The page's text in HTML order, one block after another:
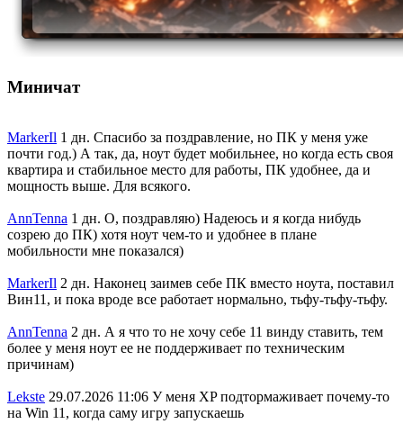
Миничат
MarkerIl 1 дн. Спасибо за поздравление, но ПК у меня уже
почти год.) А так, да, ноут будет мобильнее, но когда есть своя
квартира и стабильное место для работы, ПК удобнее, да и
мощность выше. Для всякого.
AnnTenna 1 дн. О, поздравляю) Надеюсь и я когда нибудь
созрею до ПК) хотя ноут чем-то и удобнее в плане
мобильности мне показался)
MarkerIl 2 дн. Наконец заимев себе ПК вместо ноута, поставил
Вин11, и пока вроде все работает нормально, тьфу-тьфу-тьфу.
AnnTenna 2 дн. А я что то не хочу себе 11 винду ставить, тем
более у меня ноут ее не поддерживает по техническим
причинам)
Lekste 29.07.2026 11:06 У меня XP подтормаживает почему-то
на Win 11, когда саму игру запускаешь